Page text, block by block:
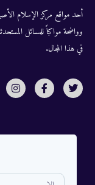
أحد مواقع مركز الإسلام
وواضحة مواكباً للمسائل
في هذا المجال.